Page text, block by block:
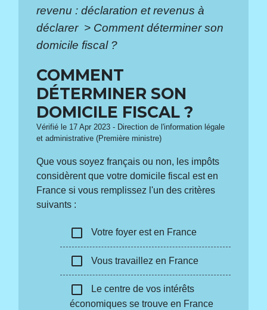
revenu : déclaration et revenus à
déclarer > Comment déterminer son
domicile fiscal ?
COMMENT
DÉTERMINER SON
DOMICILE FISCAL ?
Vérifié le 17 Apr 2023 - Direction de l'information légale
et administrative (Première ministre)
Que vous soyez français ou non, les impôts
considèrent que votre domicile fiscal est en
France si vous remplissez l'un des critères
suivants :
check_box_outline_blank Votre foyer est en France
check_box_outline_blank Vous travaillez en France
check_box_outline_blank
Le centre de vos intérêts
économiques se trouve en France